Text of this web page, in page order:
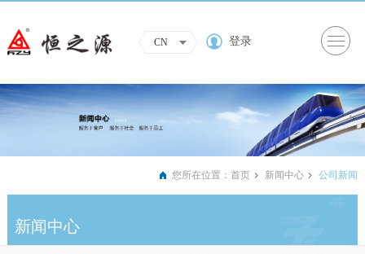
CN 登录
您所在位置：首页 新闻中心 公司新闻
新闻中心